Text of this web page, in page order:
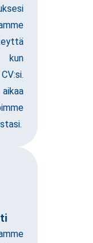
kun